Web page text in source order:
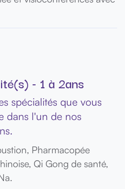
- 1 à 2ans
spécialités que vous
dans l'un de nos
Pharmacopée
Qi Gong de santé,